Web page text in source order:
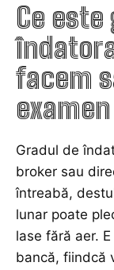
Ce
facem
examen
Gradul de
broker sau
întreabă,
lunar poate
lase fără aer.
bancă, fiindcă